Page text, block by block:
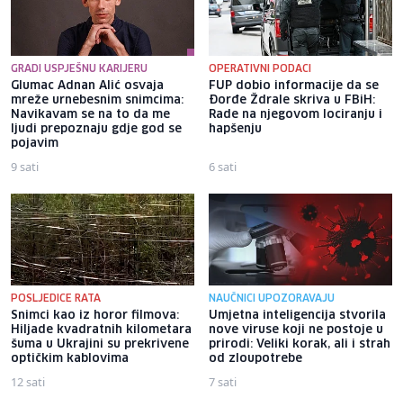
GRADI USPJEŠNU KARIJERU
Glumac Adnan Alić osvaja
mreže urnebesnim snimcima:
Navikavam se na to da me
ljudi prepoznaju gdje god se
pojavim
9 sati
OPERATIVNI PODACI
FUP dobio informacije da se
Đorđe Ždrale skriva u FBiH:
Rade na njegovom lociranju i
hapšenju
6 sati
POSLJEDICE RATA
Snimci kao iz horor filmova:
Hiljade kvadratnih kilometara
šuma u Ukrajini su prekrivene
optičkim kablovima
12 sati
NAUČNICI UPOZORAVAJU
Umjetna inteligencija stvorila
nove viruse koji ne postoje u
prirodi: Veliki korak, ali i strah
od zloupotrebe
7 sati